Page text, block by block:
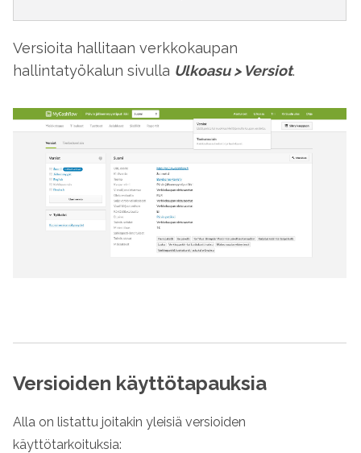
Versioita hallitaan verkkokaupan
hallintatyökalun sivulla Ulkoasu> Versiot.
Versioiden käyttötapauksia
Alla on listattu joitakin yleisiä versioiden
käyttötarkoituksia: